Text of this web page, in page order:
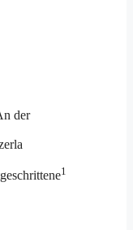
der
1